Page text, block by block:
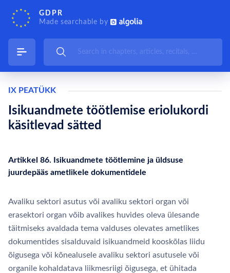
GDPR
Made searchable by
IX PEATÜKK
Isikuandmete töötlemise eriolukordi
käsitlevad sätted
Artikkel 86. Isikuandmete töötlemine ja üldsuse
juurdepääs ametlikele dokumentidele
Avaliku sektori asutus või avaliku sektori organ või
erasektori organ võib avalikes huvides oleva ülesande
täitmiseks avaldada tema valduses olevates ametlikes
dokumentides sisalduvaid isikuandmeid kooskõlas liidu
õigusega või kõnealusele avaliku sektori asutusele või
organile kohaldatava liikmesriigi õigusega, et ühitada